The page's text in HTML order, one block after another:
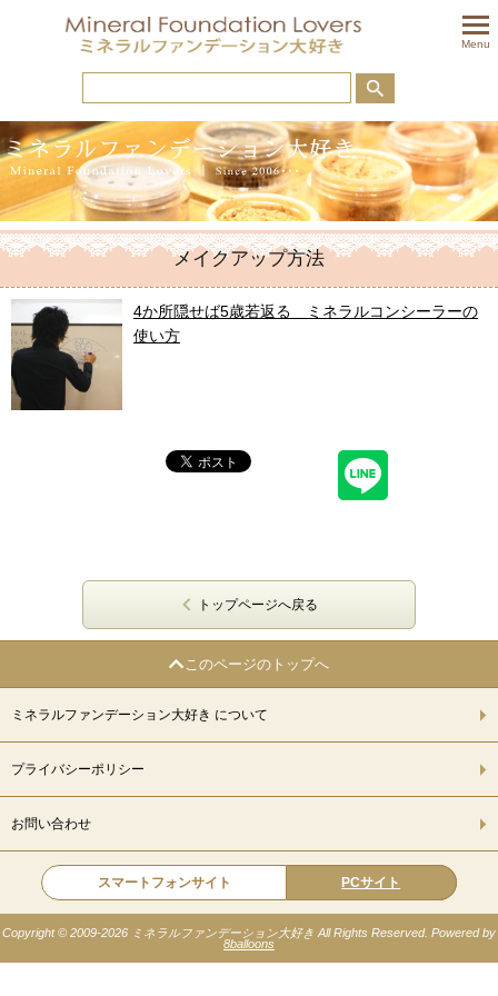
Menu
メイクアップ方法
4か所隠せば5歳若返る ミネラルコンシーラーの
使い方
トップページへ戻る
このページのトップへ
ミネラルファンデーション大好き について
プライバシーポリシー
お問い合わせ
スマートフォンサイト PCサイト
Copyright © 2009-2026 ミネラルファンデーション大好き All Rights Reserved. Powered by
8balloons